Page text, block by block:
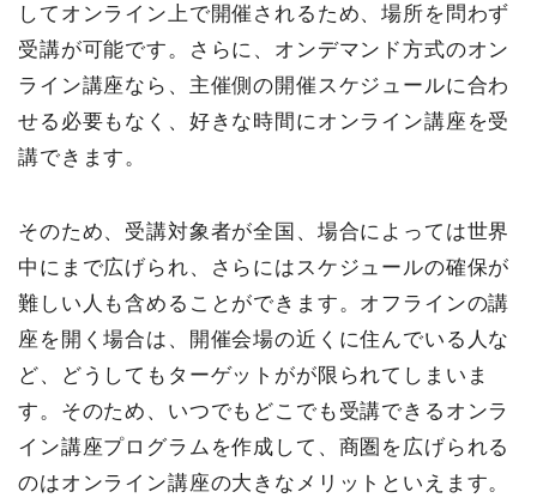
してオンライン上で開催されるため、場所を問わず
受講が可能です。さらに、オンデマンド方式のオン
ライン講座なら、主催側の開催スケジュールに合わ
せる必要もなく、好きな時間にオンライン講座を受
講できます。
そのため、受講対象者が全国、場合によっては世界
中にまで広げられ、さらにはスケジュールの確保が
難しい人も含めることができます。オフラインの講
座を開く場合は、開催会場の近くに住んでいる人な
ど、どうしてもターゲットがが限られてしまいま
す。そのため、いつでもどこでも受講できるオンラ
イン講座プログラムを作成して、商圏を広げられる
のはオンライン講座の大きなメリットといえます。